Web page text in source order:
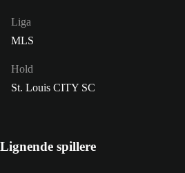
Liga
MLS
Hold
St. Louis CITY SC
Lignende spillere